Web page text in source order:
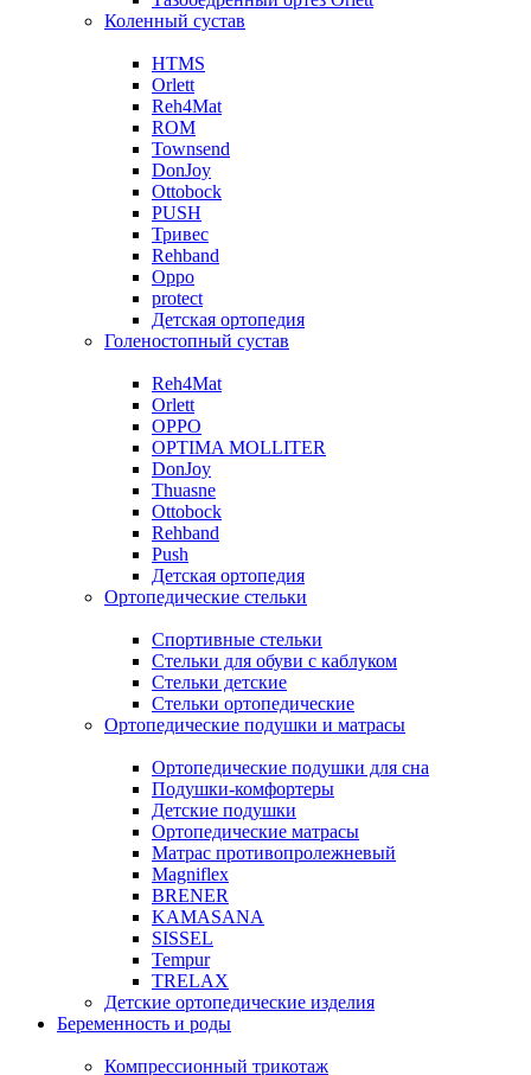
Коленный сустав
HTMS
Orlett
Reh4Mat
ROM
Townsend
DonJoy
Ottobock
PUSH
Тривес
Rehband
Oppo
protect
Детская ортопедия
Голеностопный сустав
Reh4Mat
Orlett
OPPO
OPTIMA MOLLITER
DonJoy
Thuasne
Ottobock
Rehband
Push
Детская ортопедия
Ортопедические стельки
Спортивные стельки
Стельки для обуви с каблуком
Стельки детские
Стельки ортопедические
Ортопедические подушки и матрасы
Ортопедические подушки для сна
Подушки-комфортеры
Детские подушки
Ортопедические матрасы
Матрас противопролежневый
Magniflex
BRENER
KAMASANA
SISSEL
Tempur
TRELAX
Детские ортопедические изделия
Беременность и роды
Компрессионный трикотаж